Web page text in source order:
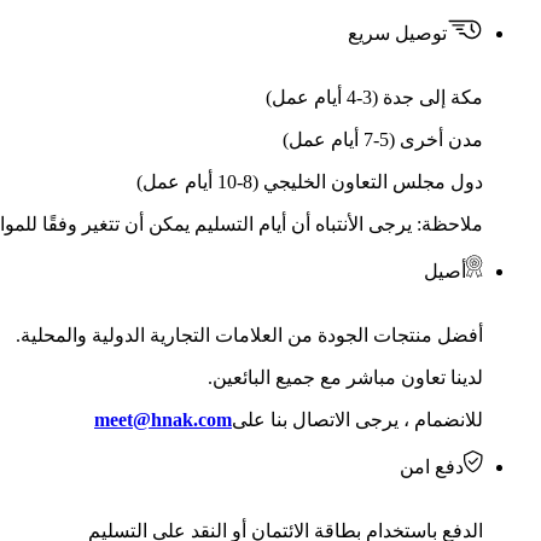
توصيل سريع
مكة إلى جدة (3-4 أيام عمل)
مدن أخرى (5-7 أيام عمل)
دول مجلس التعاون الخليجي (8-10 أيام عمل)
ملاحظة: يرجى الأنتباه أن أيام التسليم يمكن أن تتغير وفقًا
أصيل
أفضل منتجات الجودة من العلامات التجارية الدولية والمحلية.
لدينا تعاون مباشر مع جميع البائعين.
للانضمام ، يرجى الاتصال بنا علىmeet@hnak.com
دفع امن
الدفع باستخدام بطاقة الائتمان أو النقد على التسليم